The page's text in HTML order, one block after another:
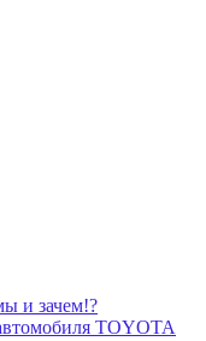
и зачем!?
TOYOTA